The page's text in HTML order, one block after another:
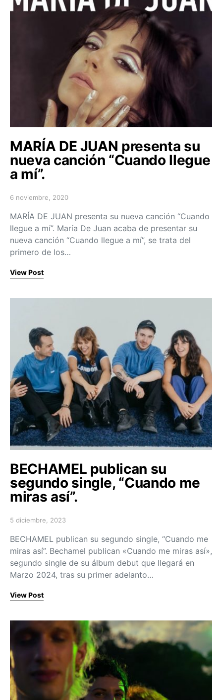
MARÍA DE JUAN presenta su
nueva canción “Cuando llegue
a mí”.
Posted on
6 noviembre, 2020
MARÍA DE JUAN presenta su nueva canción “Cuando
llegue a mí”. María De Juan acaba de presentar su
nueva canción “Cuando llegue a mí”, se trata del
primero de los…
View Post
BECHAMEL publican su
segundo single, “Cuando me
miras así”.
Posted on
5 diciembre, 2023
BECHAMEL publican su segundo single, “Cuando me
miras así”. Bechamel publican «Cuando me miras así»,
segundo single de su álbum debut que llegará en
Marzo 2024, tras su primer adelanto…
View Post